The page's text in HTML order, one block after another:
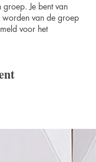
groep. Je bent van
van de groep
voor het